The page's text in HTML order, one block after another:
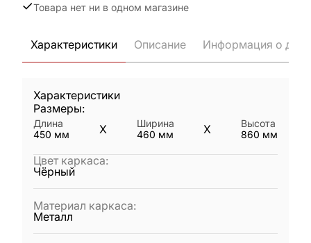
Товара нет ни в одном магазине
Характеристики Описание Информация о
Характеристики
Размеры:
Длина
450 мм X
Ширина
460 мм X
Высота
860 мм
Цвет каркаса:
Чёрный
Материал каркаса:
Металл